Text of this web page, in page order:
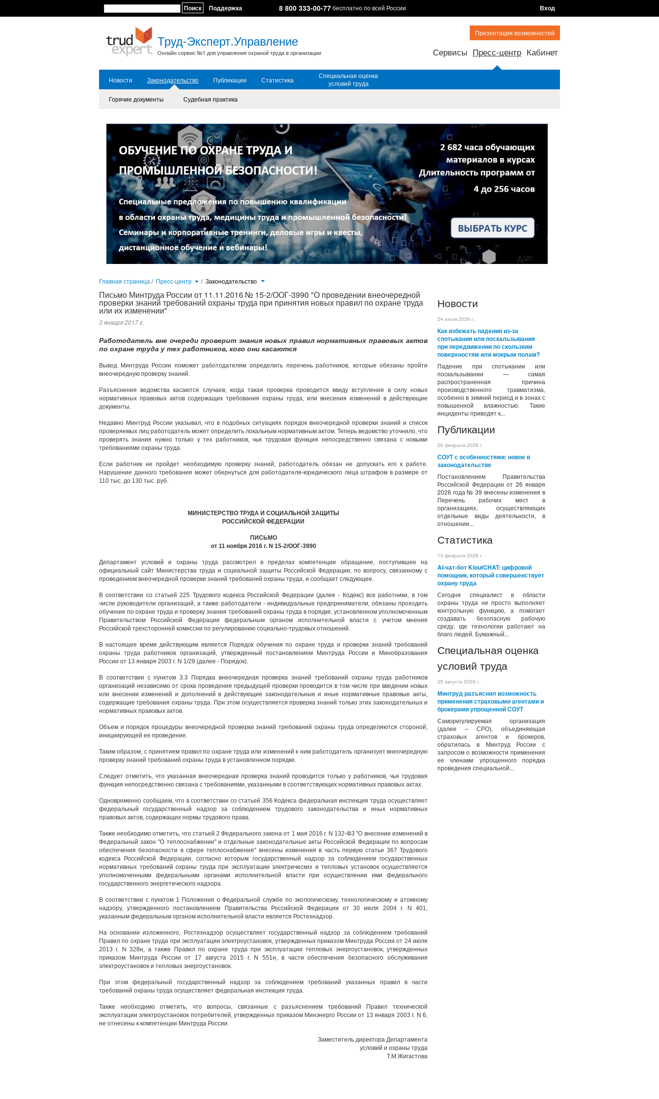
Поиск Поддержка 8 800 333-00-77бесплатно по всей России Вход
Труд-Эксперт.Управление
Онлайн сервис №1 для управления охраной труда в организации
Презентация возможностей
Сервисы Пресс-центр Кабинет
Новости Законодательство Публикации Статистика
Специальная оценка
условий труда
Горячие документы
Судебная практика
Главная страница / Пресс-центр / Законодательство
Новости
24 июля 2026 г.
Как избежать падения из-за
спотыкания или поскальзывания
при передвижении по скользким
поверхностям или мокрым полам?
Падение при спотыкании или
поскальзывании — самая
распространенная причина
производственного травматизма,
особенно в зимний период и в зонах с
повышенной влажностью. Такие
инциденты приводят к...
Публикации
26 февраля 2026 г.
СОУТ с особенностями: новое в
законодательстве
Постановлением Правительства
Российской Федерации от 26 января
2026 года № 39 внесены изменения в
Перечень рабочих мест в
организациях, осуществляющих
отдельные виды деятельности, в
отношении...
Статистика
13 февраля 2026 г.
AI-чат-бот KioutCHAT: цифровой
помощник, который совершенствует
охрану труда
Сегодня специалист в области
охраны труда не просто выполняет
контрольную функцию, а помогает
создавать безопасную рабочую
среду, где технологии работают на
благо людей. Бумажный...
Специальная оценка
условий труда
25 августа 2025 г.
Минтруд разъяснил возможность
применения страховыми агентами и
брокерами упрощенной СОУТ
Саморегулируемая организация
(далее – СРО), объединяющая
страховых агентов и брокеров,
обратилась в Минтруд России с
запросом о возможности применения
ее членами упрощенного порядка
проведения специальной...
Письмо Минтруда России от 11.11.2016 № 15-2/ООГ-3990 "О проведении внеочередной
проверки знаний требований охраны труда при принятия новых правил по охране труда
или их изменении"
3 января 2017 г.
Работодатель вне очереди проверит знания новых правил нормативных правовых актов
по охране труда у тех работников, кого они касаются
Вывод Минтруда России поможет работодателям определить перечень работников, которые обязаны пройти
внеочередную проверку знаний.
Разъяснения ведомства касаются случаев, когда такая проверка проводится ввиду вступления в силу новых
нормативных правовых актов содержащих требования охраны труда, или внесения изменений в действующие
документы.
Недавно Минтруд России указывал, что в подобных ситуациях порядок внеочередной проверки знаний и список
проверяемых лиц работодатель может определить локальным нормативным актом. Теперь ведомство уточнило, что
проверять знания нужно только у тех работников, чья трудовая функция непосредственно связана с новыми
требованиями охраны труда.
Если работник не пройдет необходимую проверку знаний, работодатель обязан не допускать его к работе.
Нарушение данного требования может обернуться для работодателя-юридического лица штрафом в размере от
110 тыс. до 130 тыс. руб.
МИНИСТЕРСТВО ТРУДА И СОЦИАЛЬНОЙ ЗАЩИТЫ
РОССИЙСКОЙ ФЕДЕРАЦИИ
ПИСЬМО
от 11 ноября 2016 г. N 15-2/ООГ-3990
Департамент условий и охраны труда рассмотрел в пределах компетенции обращение, поступившее на
официальный сайт Министерства труда и социальной защиты Российской Федерации, по вопросу, связанному с
проведением внеочередной проверки знаний требований охраны труда, и сообщает следующее.
В соответствии со статьей 225 Трудового кодекса Российской Федерации (далее - Кодекс) все работники, в том
числе руководители организаций, а также работодатели - индивидуальные предприниматели, обязаны проходить
обучение по охране труда и проверку знания требований охраны труда в порядке, установленном уполномоченным
Правительством Российской Федерации федеральным органом исполнительной власти с учетом мнения
Российской трехсторонней комиссии по регулированию социально-трудовых отношений.
В настоящее время действующим является Порядок обучения по охране труда и проверки знаний требований
охраны труда работников организаций, утвержденный постановлением Минтруда России и Минобразования
России от 13 января 2003 г. N 1/29 (далее - Порядок).
В соответствии с пунктом 3.3 Порядка внеочередная проверка знаний требований охраны труда работников
организаций независимо от срока проведения предыдущей проверки проводится в том числе при введении новых
или внесении изменений и дополнений в действующие законодательные и иные нормативные правовые акты,
содержащие требования охраны труда. При этом осуществляется проверка знаний только этих законодательных и
нормативных правовых актов.
Объем и порядок процедуры внеочередной проверки знаний требований охраны труда определяются стороной,
инициирующей ее проведение.
Таким образом, с принятием правил по охране труда или изменений к ним работодатель организует внеочередную
проверку знаний требований охраны труда в установленном порядке.
Следует отметить, что указанная внеочередная проверка знаний проводится только у работников, чья трудовая
функция непосредственно связана с требованиями, указанными в соответствующих нормативных правовых актах.
Одновременно сообщаем, что в соответствии со статьей 356 Кодекса федеральная инспекция труда осуществляет
федеральный государственный надзор за соблюдением трудового законодательства и иных нормативных
правовых актов, содержащих нормы трудового права.
Также необходимо отметить, что статьей 2 Федерального закона от 1 мая 2016 г. N 132-ФЗ "О внесении изменений в
Федеральный закон "О теплоснабжении" и отдельные законодательные акты Российской Федерации по вопросам
обеспечения безопасности в сфере теплоснабжения" внесены изменения в часть первую статьи 367 Трудового
кодекса Российской Федерации, согласно которым государственный надзор за соблюдением государственных
нормативных требований охраны труда при эксплуатации электрических и тепловых установок осуществляется
уполномоченными федеральными органами исполнительной власти при осуществлении ими федерального
государственного энергетического надзора.
В соответствии с пунктом 1 Положения о Федеральной службе по экологическому, технологическому и атомному
надзору, утвержденного постановлением Правительства Российской Федерации от 30 июля 2004 г. N 401,
указанным федеральным органом исполнительной власти является Ростехнадзор.
На основании изложенного, Ростехнадзор осуществляет государственный надзор за соблюдением требований
Правил по охране труда при эксплуатации электроустановок, утвержденных приказом Минтруда России от 24 июля
2013 г. N 328н, а также Правил по охране труда при эксплуатации тепловых энергоустановок, утвержденных
приказом Минтруда России от 17 августа 2015 г. N 551н, в части обеспечения безопасного обслуживания
электроустановок и тепловых энергоустановок.
При этом федеральный государственный надзор за соблюдением требований указанных правил в части
требований охраны труда осуществляет федеральная инспекция труда.
Также необходимо отметить, что вопросы, связанные с разъяснением требований Правил технической
эксплуатации электроустановок потребителей, утвержденных приказом Минэнерго России от 13 января 2003 г. N 6,
не отнесены к компетенции Минтруда России.
Заместитель директора Департамента
условий и охраны труда
Т.М.Жигастова